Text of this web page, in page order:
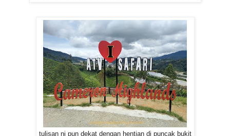
tulisan ni pun dekat dengan hentian di puncak bukit